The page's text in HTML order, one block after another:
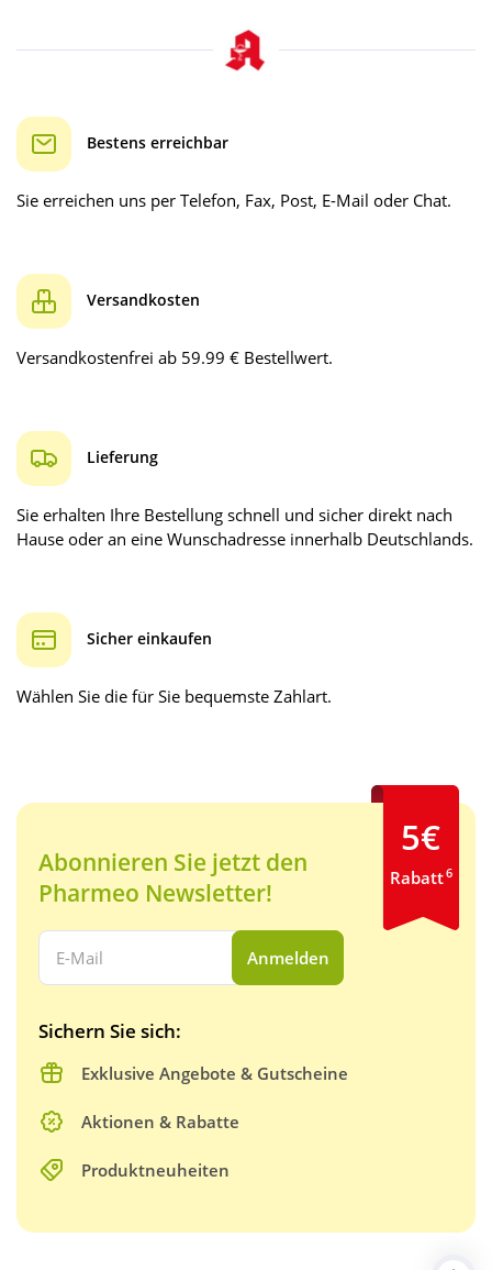
Bestens erreichbar
Sie erreichen uns per Telefon, Fax, Post, E-Mail oder Chat.
Versandkosten
Versandkostenfrei ab 59.99 € Bestellwert.
Lieferung
Sie erhalten Ihre Bestellung schnell und sicher direkt nach
Hause oder an eine Wunschadresse innerhalb Deutschlands.
Sicher einkaufen
Wählen Sie die für Sie bequemste Zahlart.
Abonnieren Sie jetzt den
Pharmeo Newsletter!
Ihre E-Mail Adresse:
Anmelden
Sichern Sie sich:
Exklusive Angebote & Gutscheine
Aktionen & Rabatte
Produktneuheiten
5€
Rabatt6